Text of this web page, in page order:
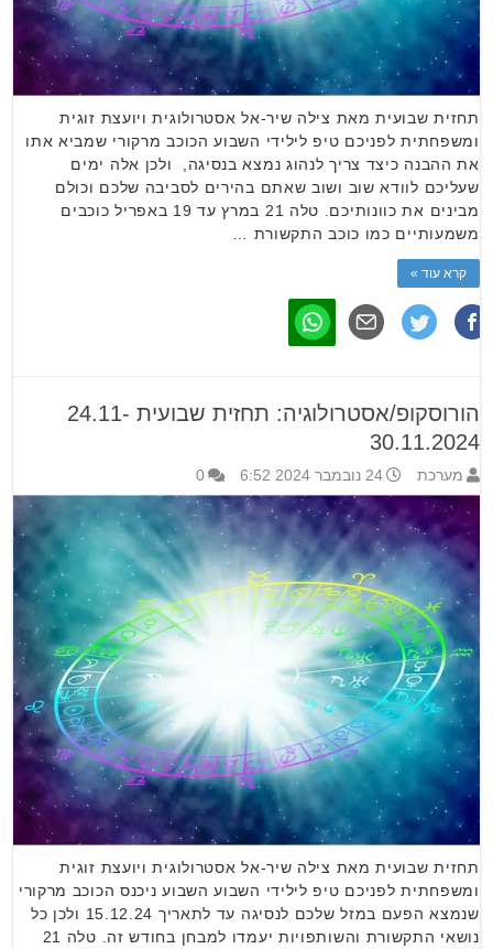
תחזית שבועית מאת צילה שיר-אל אסטרולוגית ויועצת זוגית
ומשפחתית לפניכם טיפ לילידי השבוע הכוכב מרקורי שמביא אתו
את ההבנה כיצד צריך לנהוג נמצא בנסיגה, ולכן אלה ימים
שעליכם לוודא שוב ושוב שאתם בהירים לסביבה שלכם וכולם
מבינים את כוונותיכם. טלה 21 במרץ עד 19 באפריל כוכבים
משמעותיים כמו כוכב התקשורת …
קרא עוד »
הורוסקופ/אסטרולוגיה: תחזית שבועית 24.11-
30.11.2024
מערכת 24 נובמבר 2024 6:52 0
תחזית שבועית מאת צילה שיר-אל אסטרולוגית ויועצת זוגית
ומשפחתית לפניכם טיפ לילידי השבוע השבוע ניכנס הכוכב מרקורי
שנמצא הפעם במזל שלכם לנסיגה עד לתאריך 15.12.24 ולכן כל
נושאי התקשורת והשותפויות יעמדו למבחן בחודש זה. טלה 21